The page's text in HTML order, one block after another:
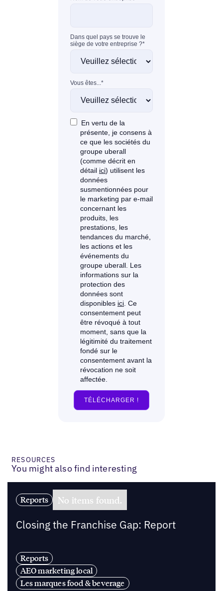
RESOURCES
You might also find interesting
Reports No items found.
Closing the Franchise Gap: Report
Reports
AEO marketing local
Les marques food & beverage